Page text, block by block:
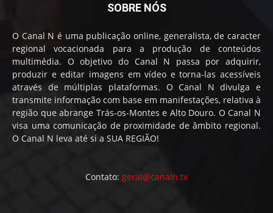
SOBRE NÓS
O Canal N é uma publicação online, generalista, de caracter
regional vocacionada para a produção de conteúdos
multimédia. O objetivo do Canal N passa por adquirir,
produzir e editar imagens em vídeo e torna-las acessíveis
através de múltiplas plataformas. O Canal N divulga e
transmite informação com base em manifestações, relativa à
região que abrange Trás-os-Montes e Alto Douro. O Canal N
visa uma comunicação de proximidade de âmbito regional.
O Canal N leva até si a SUA REGIÃO!
Contato: geral@canaln.tv